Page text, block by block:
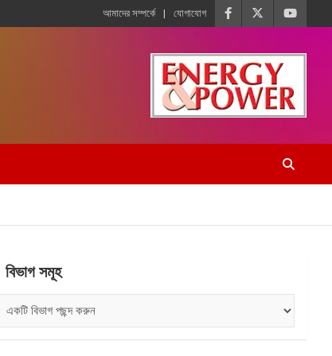
আমাদের সম্পর্কে যোগাযোগ
বিভাগ সমূহ
সমূহ